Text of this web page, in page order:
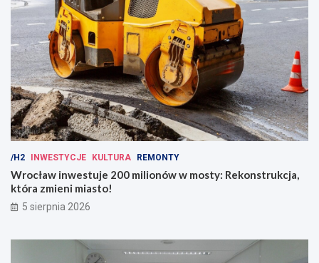
/H2 INWESTYCJE KULTURA REMONTY
Wrocław inwestuje 200 milionów w mosty: Rekonstrukcja,
która zmieni miasto!
5 sierpnia 2026